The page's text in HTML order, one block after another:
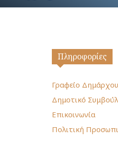
Πληροφορίες
Γραφείο Δημάρχου
Δημοτικό
Επικοινωνία
Πολιτική